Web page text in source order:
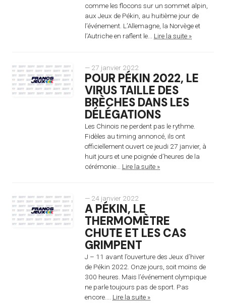
comme les flocons sur un sommet alpin,
aux Jeux de Pékin, au huitième jour de
l’événement. L’Allemagne, la Norvège et
l’Autriche en raflent le... Lire la suite »
— 27 janvier 2022
POUR PÉKIN 2022, LE
VIRUS TAILLE DES
BRÈCHES DANS LES
DÉLÉGATIONS
Les Chinois ne perdent pas le rythme.
Fidèles au timing annoncé, ils ont
officiellement ouvert ce jeudi 27 janvier, à
huit jours et une poignée d’heures de la
cérémonie... Lire la suite »
— 24 janvier 2022
A PÉKIN, LE
THERMOMÈTRE
CHUTE ET LES CAS
GRIMPENT
J – 11 avant l’ouverture des Jeux d’hiver
de Pékin 2022. Onze jours, soit moins de
300 heures. Mais l’événement olympique
ne parle toujours pas de sport. Pas
encore.... Lire la suite »